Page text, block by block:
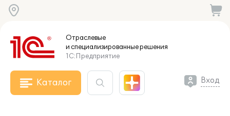
Отраслевые
и специализированныерешения
1С:Предприятие
Каталог Вход